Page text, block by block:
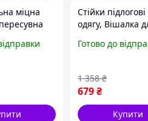
міцна
EL0227
Стійки
одягу, Вішалка
одягу підлогові
Готово до
679₴
1 358 ₴
Купити